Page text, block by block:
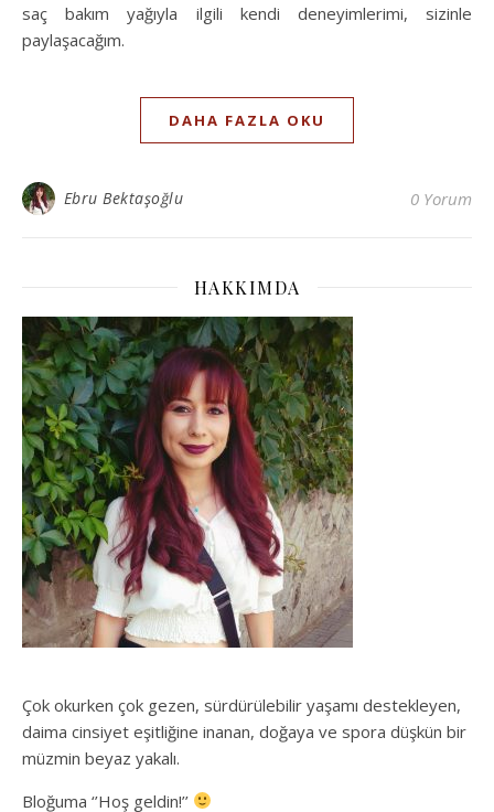
saç bakım yağıyla ilgili kendi deneyimlerimi, sizinle
paylaşacağım.
DAHA FAZLA OKU
Ebru Bektaşoğlu 0 Yorum
HAKKIMDA
Çok okurken çok gezen, sürdürülebilir yaşamı destekleyen,
daima cinsiyet eşitliğine inanan, doğaya ve spora düşkün bir
müzmin beyaz yakalı.
Bloğuma ‘’Hoş geldin!’’